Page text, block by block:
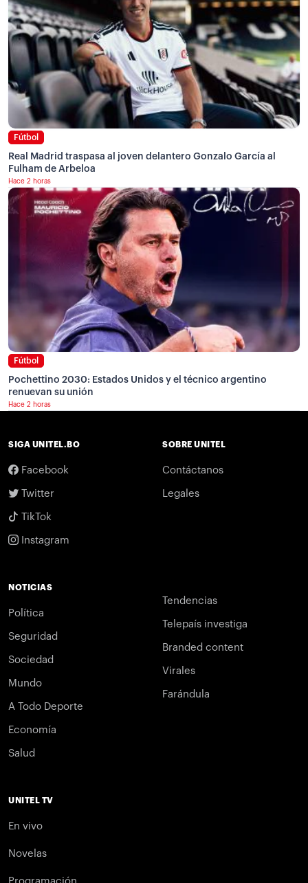
Fútbol
Real Madrid traspasa al joven delantero Gonzalo García al
Fulham de Arbeloa
Hace 2 horas
Fútbol
Pochettino 2030: Estados Unidos y el técnico argentino
renuevan su unión
Hace 2 horas
SIGA UNITEL.BO
Facebook
Twitter
TikTok
Instagram
SOBRE UNITEL
Contáctanos
Legales
NOTICIAS
Política
Seguridad
Sociedad
Mundo
A Todo Deporte
Economía
Salud
Tendencias
Telepaís investiga
Branded content
Virales
Farándula
UNITEL TV
En vivo
Novelas